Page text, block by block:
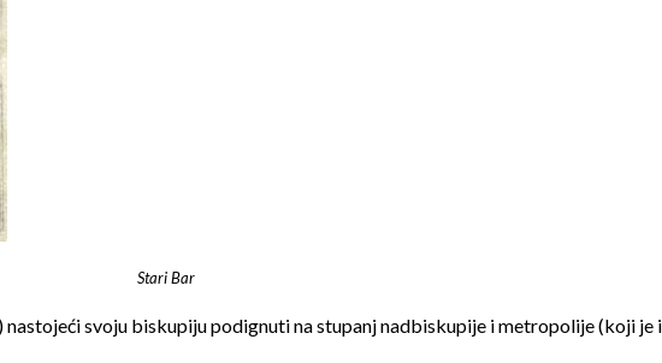
Stari Bar
svoju biskupiju podignuti na stupanj nadbiskupije i metropolije (koji